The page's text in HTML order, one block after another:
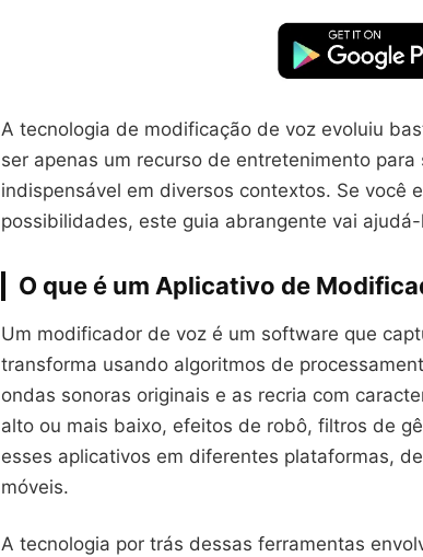
A tecnologia de modificação de voz evoluiu
ser apenas um recurso de entretenimento
indispensável em diversos contextos. Se você
possibilidades, este guia abrangente vai
O que é um Aplicativo de
Um modificador de voz é um software que
transforma usando algoritmos de
ondas sonoras originais e as recria com
alto ou mais baixo, efeitos de robô, filtros de
esses aplicativos em diferentes plataformas,
móveis.
A tecnologia por trás dessas ferramentas